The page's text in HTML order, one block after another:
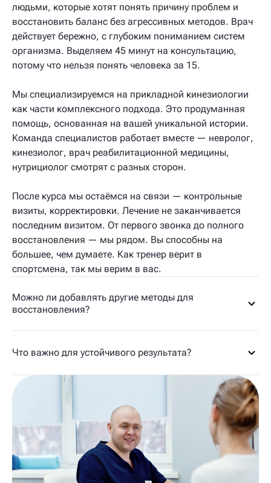
людьми, которые хотят понять причину проблем и
восстановить баланс без агрессивных методов. Врач
действует бережно, с глубоким пониманием систем
организма. Выделяем 45 минут на консультацию,
потому что нельзя понять человека за 15.
Мы специализируемся на прикладной кинезиологии
как части комплексного подхода. Это продуманная
помощь, основанная на вашей уникальной истории.
Команда специалистов работает вместе — невролог,
кинезиолог, врач реабилитационной медицины,
нутрициолог смотрят с разных сторон.
После курса мы остаёмся на связи — контрольные
визиты, корректировки. Лечение не заканчивается
последним визитом. От первого звонка до полного
восстановления — мы рядом. Вы способны на
большее, чем думаете. Как тренер верит в
спортсмена, так мы верим в вас.
Можно ли добавлять другие методы для
восстановления?
Что важно для устойчивого результата?